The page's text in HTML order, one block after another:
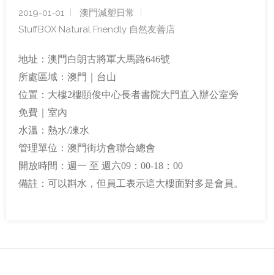
2019-01-01
澳門減塑日常
StuffBOX Natural Friendly 自然友善店
地址：澳門白朗古將軍大馬路646號
所處區域：澳門｜台山
位置：大樓2樓頤俊中心長者書院大門直入辦公室旁
免費｜室內
水溫：熱水/凍水
管理單位：澳門街坊會聯合總會
開放時間：週一 至 週六09：00-18：00
備註：可以斟水，但員工表示這大樓面對多是會員。